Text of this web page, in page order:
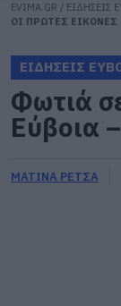
EVIMA.GR / ΕΙΔΗΣΕΙΣ
ΟΙ ΠΡΩΤΕΣ ΕΙΚΟΝΕΣ
ΕΙΔΗΣΕΙΣ
Φωτιά
Εύβοια
ΜΑΤΙΝΑ ΡΕΤΣΑ